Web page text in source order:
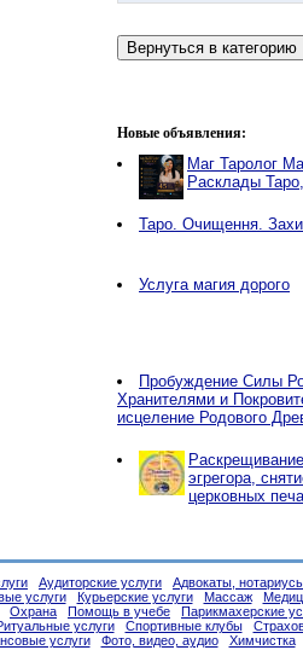
Новые объявления:
Маг Таролог
Расклады
Таро. Очищення.
Услуга магия дорого
Пробуждение Силы
Хранителями и
исцеление Родового
эгрегора,
церковных
Аудиторские услуги
Адвокаты,
услуги Курьерские услуги Массаж
Охрана Помощь в учебе
Парикмахерские
услуги Спортивные клубы
услуги
Фото, видео, аудио Химчистка